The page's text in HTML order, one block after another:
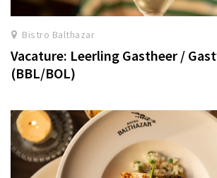
Winkels
Werken
Aanbiedingen
Over Eindhovens Rondje
Inloggen
Bistro Balthazar
Vacature: Leerling Gastheer /
(BBL/BOL)